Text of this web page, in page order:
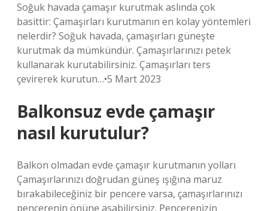
Soğuk havada çamaşır kurutmak aslında çok
basittir: Çamaşırları kurutmanın en kolay yöntemleri
nelerdir? Soğuk havada, çamaşırları güneşte
kurutmak da mümkündür. Çamaşırlarınızı petek
kullanarak kurutabilirsiniz. Çamaşırları ters
çevirerek kurutun…•5 Mart 2023
Balkonsuz evde çamaşır
nasıl kurutulur?
Balkon olmadan evde çamaşır kurutmanın yolları
Çamaşırlarınızı doğrudan güneş ışığına maruz
bırakabileceğiniz bir pencere varsa, çamaşırlarınızı
pencerenin önüne asabilirsiniz. Pencerenizin